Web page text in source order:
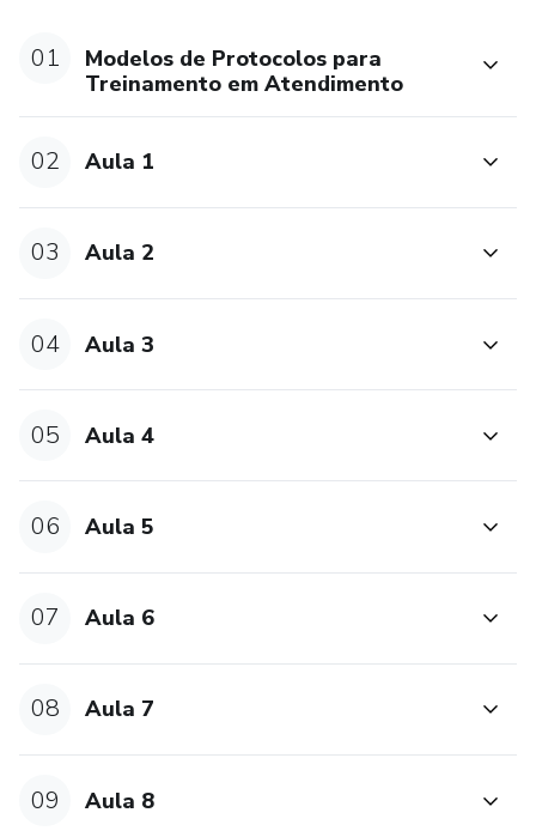
01
Modelos de Protocolos para
Treinamento em Atendimento
02 Aula 1
03 Aula 2
04 Aula 3
05 Aula 4
06 Aula 5
07 Aula 6
08 Aula 7
09 Aula 8